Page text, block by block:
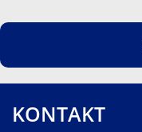
KONTAKT